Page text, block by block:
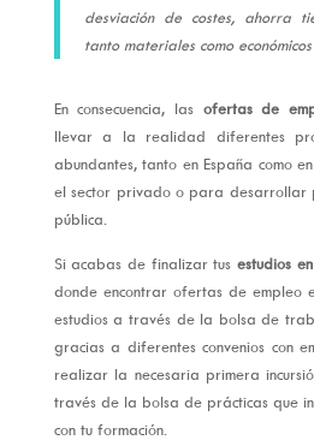
desviación de costes, ahorra
tanto materiales como
En consecuencia, las ofertas de
llevar a la realidad diferentes
abundantes, tanto en España como
el sector privado o para desarrollar
pública.
Si acabas de finalizar tusestudios en
donde encontrar ofertas de empleo
estudios a través de la bolsa de
gracias a diferentes convenios con
realizar la necesaria primera
través de la bolsa de prácticas que
con tu formación.